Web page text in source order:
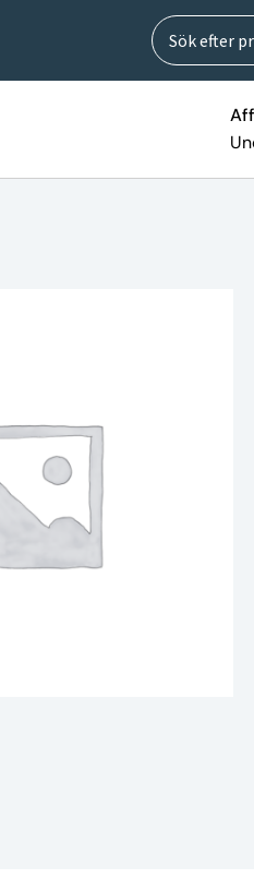
Sök
efter:
Sök